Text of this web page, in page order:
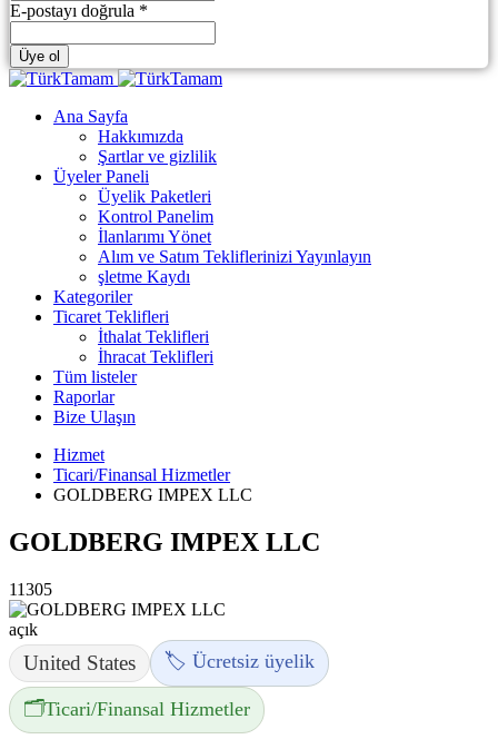
E-postayı doğrula *
Üye ol
Ana Sayfa
Hakkımızda
Şartlar ve gizlilik
Üyeler Paneli
Üyelik Paketleri
Kontrol Panelim
İlanlarımı Yönet
Alım ve Satım Tekliflerinizi Yayınlayın
şletme Kaydı
Kategoriler
Ticaret Teklifleri
İthalat Teklifleri
İhracat Teklifleri
Tüm listeler
Raporlar
Bize Ulaşın
Hizmet
Ticari/Finansal Hizmetler
GOLDBERG IMPEX LLC
GOLDBERG IMPEX LLC
11305
açık
United States 🏷️ Ücretsiz üyelik
🗂️Ticari/Finansal Hizmetler